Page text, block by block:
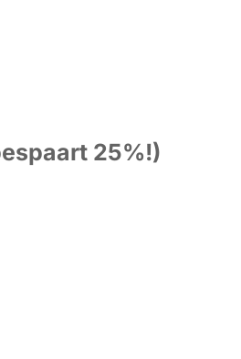
25%!)